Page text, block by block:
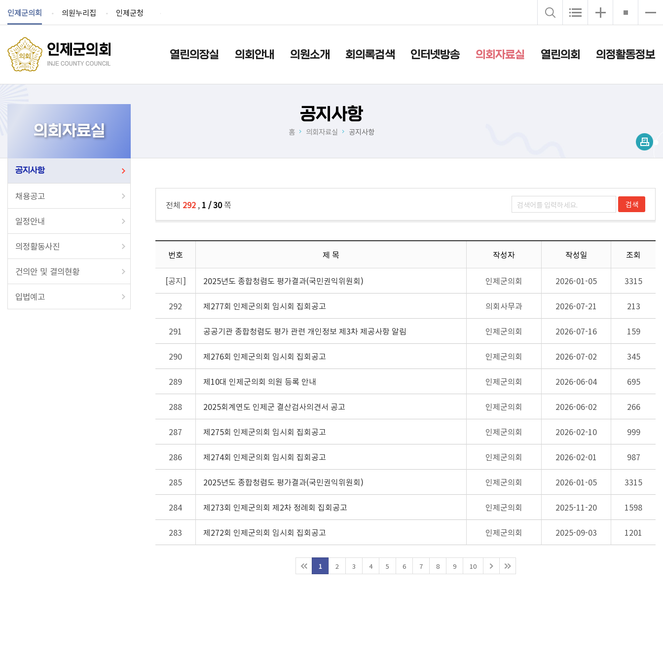
인제군의회 의원누리집 인제군청
열린의장실 의회안내 의원소개 회의록검색 인터넷방송 의회자료실 열린의회 의정활동정보
홈 의회자료실 공지사항
공지사항
의회자료실
공지사항
채용공고
일정안내
의정활동사진
건의안 및 결의현황
입법예고
전체 292 , 1 / 30쪽
번호 제 목 작성자 작성일 조회
[공지] 2025년도 종합청렴도 평가결과(국민권익위원회) 인제군의회 2026-01-05 3315
292 제277회 인제군의회 임시회 집회공고 의회사무과 2026-07-21 213
291 공공기관 종합청렴도 평가 관련 개인정보 제3차 제공사항 알림 인제군의회 2026-07-16 159
290 제276회 인제군의회 임시회 집회공고 인제군의회 2026-07-02 345
289 제10대 인제군의회 의원 등록 안내 인제군의회 2026-06-04 695
288 2025회계연도 인제군 결산검사의견서 공고 인제군의회 2026-06-02 266
287 제275회 인제군의회 임시회 집회공고 인제군의회 2026-02-10 999
286 제274회 인제군의회 임시회 집회공고 인제군의회 2026-02-01 987
285 2025년도 종합청렴도 평가결과(국민권익위원회) 인제군의회 2026-01-05 3315
284 제273회 인제군의회 제2차 정례회 집회공고 인제군의회 2025-11-20 1598
283 제272회 인제군의회 임시회 집회공고 인제군의회 2025-09-03 1201
1 2 3 4 5 6 7 8 9 10